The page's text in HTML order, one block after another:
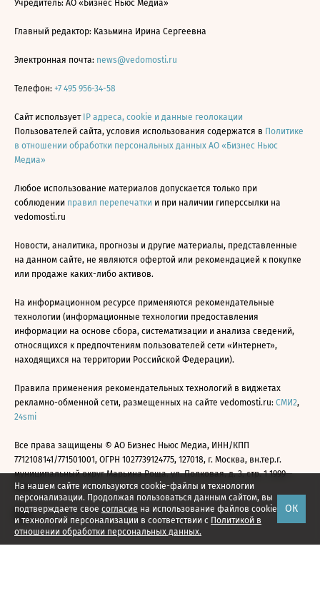
На нашем сайте используются cookie-файлы и технологии
персонализации. Продолжая пользоваться данным сайтом, вы
подтверждаете свое согласие на использование файлов cookie
и технологий персонализации в соответствии с Политикой в
отношении обработки персональных данных.
ОК
Учредитель: АО «Бизнес Ньюс Медиа»
Главный редактор: Казьмина Ирина Сергеевна
Электронная почта: news@vedomosti.ru
Телефон: +7 495 956-34-58
Сайт использует IP адреса, cookie и данные геолокации
Пользователей сайта, условия использования содержатся в Политике
в отношении обработки персональных данных АО «Бизнес Ньюс
Медиа»
Любое использование материалов допускается только при
соблюдении правил перепечатки и при наличии гиперссылки на
vedomosti.ru
Новости, аналитика, прогнозы и другие материалы, представленные
на данном сайте, не являются офертой или рекомендацией к покупке
или продаже каких-либо активов.
На информационном ресурсе применяются рекомендательные
технологии (информационные технологии предоставления
информации на основе сбора, систематизации и анализа сведений,
относящихся к предпочтениям пользователей сети «Интернет»,
находящихся на территории Российской Федерации).
Правила применения рекомендательных технологий в виджетах
рекламно-обменной сети, размещенных на сайте vedomosti.ru: СМИ2,
24smi
Все права защищены © АО Бизнес Ньюс Медиа, ИНН/КПП
7712108141/771501001, ОГРН 1027739124775, 127018, г. Москва, вн.тер.г.
муниципальный округ Марьина Роща, ул. Полковая, д. 3, стр. 1 1999—
2026